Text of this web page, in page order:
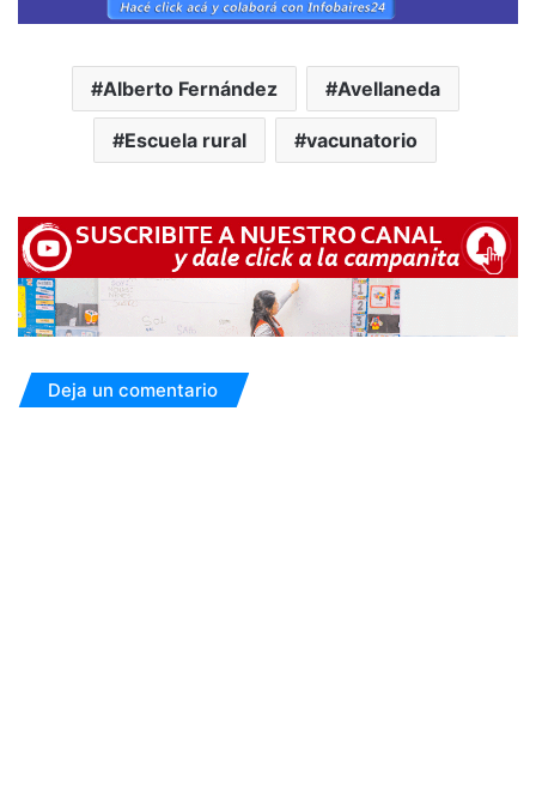
Alberto Fernández Avellaneda
Escuela rural vacunatorio
Deja un comentario